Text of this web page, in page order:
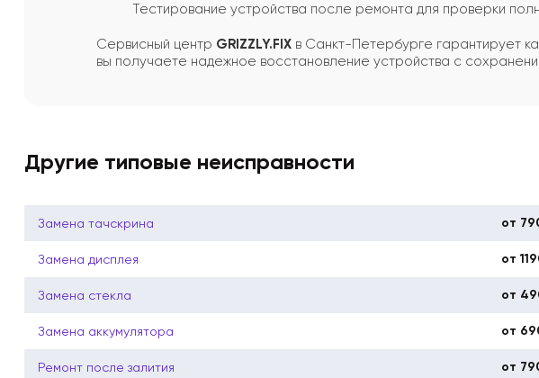
Тестирование устройства после ремонта для проверки
Сервисный центр GRIZZLY.FIX в Санкт-Петербурге гарантирует
вы получаете надежное восстановление устройства с
Другие типовые неисправности
Замена тачскрина от
Замена дисплея от
Замена стекла от
Замена аккумулятора от
Ремонт после залития от